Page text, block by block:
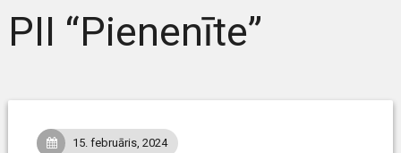
PII “Pienenīte”
15. februāris, 2024